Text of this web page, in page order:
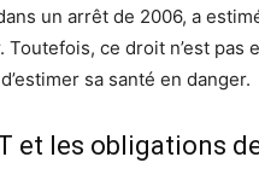
un arrêt de 2006, a
Toutefois, ce droit n’est
sa santé en danger.
et les obligations